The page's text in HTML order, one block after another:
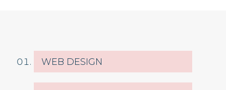
WEB DESIGN